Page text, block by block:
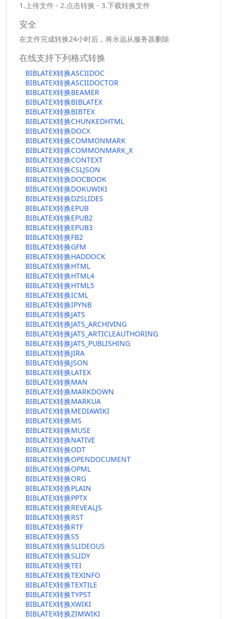
1.上传文件 - 2.点击转换 - 3.下载转换文件
安全
在文件完成转换24小时后，将永远从服务器删除
在线支持下列格式转换
BIBLATEX转换ASCIIDOC
BIBLATEX转换ASCIIDOCTOR
BIBLATEX转换BEAMER
BIBLATEX转换BIBLATEX
BIBLATEX转换BIBTEX
BIBLATEX转换CHUNKEDHTML
BIBLATEX转换DOCX
BIBLATEX转换COMMONMARK
BIBLATEX转换COMMONMARK_X
BIBLATEX转换CONTEXT
BIBLATEX转换CSLJSON
BIBLATEX转换DOCBOOK
BIBLATEX转换DOKUWIKI
BIBLATEX转换DZSLIDES
BIBLATEX转换EPUB
BIBLATEX转换EPUB2
BIBLATEX转换EPUB3
BIBLATEX转换FB2
BIBLATEX转换GFM
BIBLATEX转换HADDOCK
BIBLATEX转换HTML
BIBLATEX转换HTML4
BIBLATEX转换HTML5
BIBLATEX转换ICML
BIBLATEX转换IPYNB
BIBLATEX转换JATS
BIBLATEX转换JATS_ARCHIVING
BIBLATEX转换JATS_ARTICLEAUTHORING
BIBLATEX转换JATS_PUBLISHING
BIBLATEX转换JIRA
BIBLATEX转换JSON
BIBLATEX转换LATEX
BIBLATEX转换MAN
BIBLATEX转换MARKDOWN
BIBLATEX转换MARKUA
BIBLATEX转换MEDIAWIKI
BIBLATEX转换MS
BIBLATEX转换MUSE
BIBLATEX转换NATIVE
BIBLATEX转换ODT
BIBLATEX转换OPENDOCUMENT
BIBLATEX转换OPML
BIBLATEX转换ORG
BIBLATEX转换PLAIN
BIBLATEX转换PPTX
BIBLATEX转换REVEALJS
BIBLATEX转换RST
BIBLATEX转换RTF
BIBLATEX转换S5
BIBLATEX转换SLIDEOUS
BIBLATEX转换SLIDY
BIBLATEX转换TEI
BIBLATEX转换TEXINFO
BIBLATEX转换TEXTILE
BIBLATEX转换TYPST
BIBLATEX转换XWIKI
BIBLATEX转换ZIMWIKI